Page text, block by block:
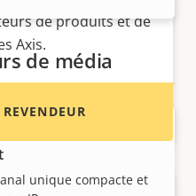
de média
unique compacte et
de produits et de
Axis.